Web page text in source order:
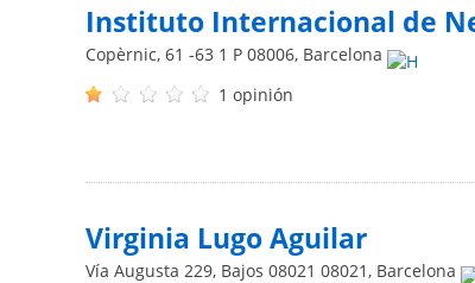
Instituto Internacional de
Copèrnic, 61 -63 1 P 08006, Barcelona
1 opinión
Virginia Lugo Aguilar
Vía Augusta 229, Bajos 08021 08021 , Barcelona